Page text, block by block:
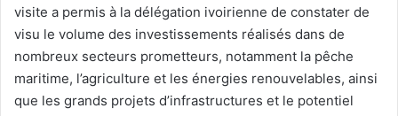
visite a permis à la délégation ivoirienne de constater de
visu le volume des investissements réalisés dans de
nombreux secteurs prometteurs, notamment la pêche
maritime, l’agriculture et les énergies renouvelables, ainsi
que les grands projets d’infrastructures et le potentiel